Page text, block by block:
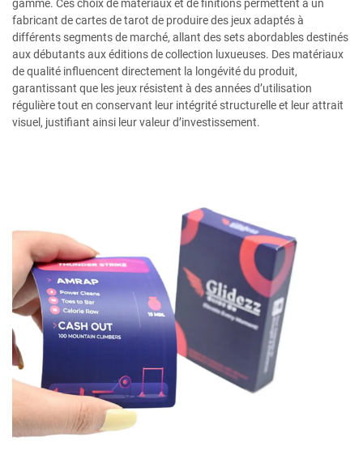
gamme. Ces choix de matériaux et de finitions permettent à un
fabricant de cartes de tarot de produire des jeux adaptés à
différents segments de marché, allant des sets abordables destinés
aux débutants aux éditions de collection luxueuses. Des matériaux
de qualité influencent directement la longévité du produit,
garantissant que les jeux résistent à des années d’utilisation
régulière tout en conservant leur intégrité structurelle et leur attrait
visuel, justifiant ainsi leur valeur d’investissement.